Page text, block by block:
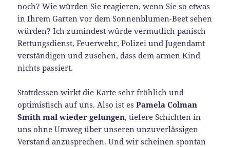
noch? Wie würden Sie reagieren, wenn Sie so etwas
in Ihrem Garten vor dem Sonnenblumen-Beet sehen
würden? Ich zumindest würde vermutlich panisch
Rettungsdienst, Feuerwehr, Polizei und Jugendamt
verständigen und zusehen, dass dem armen Kind
nichts passiert.
Stattdessen wirkt die Karte sehr fröhlich und
optimistisch auf uns. Also ist esPamela Colman
Smith mal wieder gelungen, tiefere Schichten in
uns ohne Umweg über unseren unzuverlässigen
Verstand anzusprechen. Und wir scheinen spontan